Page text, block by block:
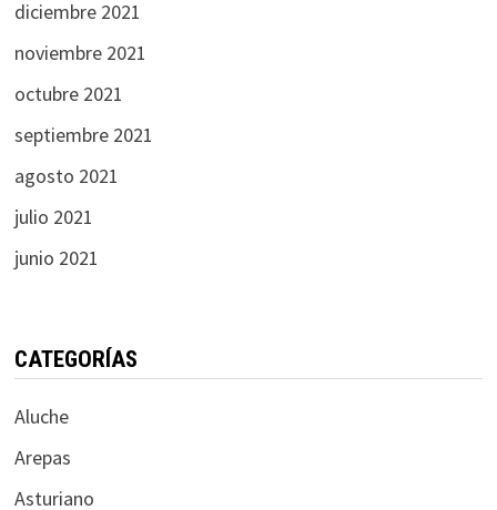
diciembre 2021
noviembre 2021
octubre 2021
septiembre 2021
agosto 2021
julio 2021
junio 2021
CATEGORÍAS
Aluche
Arepas
Asturiano